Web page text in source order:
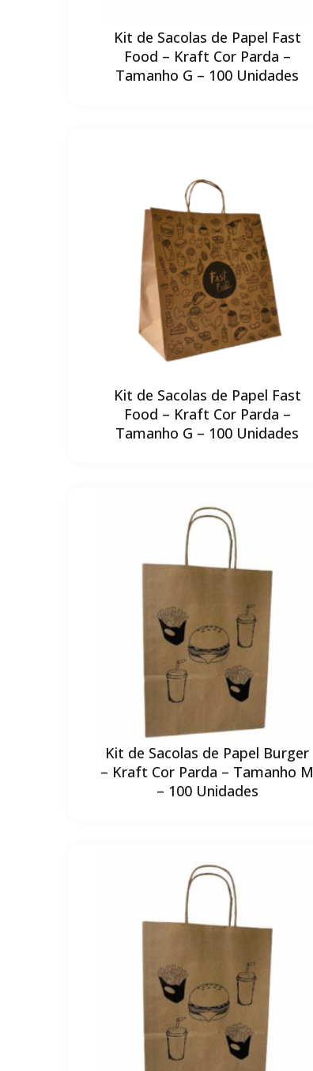
Kit de Sacolas de Papel Fast
Food – Kraft Cor Parda –
Tamanho G – 100 Unidades
Kit de Sacolas de Papel Fast
Food – Kraft Cor Parda –
Tamanho G – 100 Unidades
Kit de Sacolas de Papel Burger
– Kraft Cor Parda – Tamanho M
– 100 Unidades